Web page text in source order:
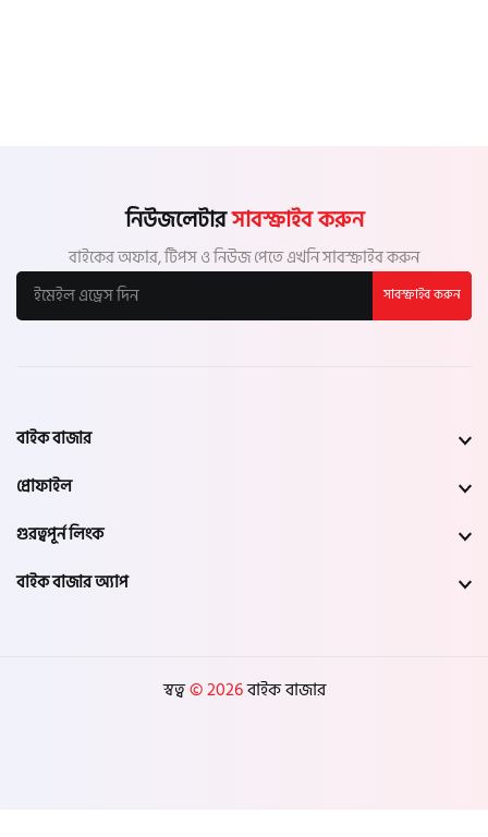
নিউজলেটারসাবস্ক্রাইব করুন
বাইকের অফার, টিপস ও নিউজ পেতে এখনি সাবস্ক্রাইব করুন
সাবস্ক্রাইব করুন
বাইক বাজার
প্রোফাইল
গুরত্বপূর্ন লিংক
বাইক বাজার অ্যাপ
স্বত্ব© 2026বাইক বাজার